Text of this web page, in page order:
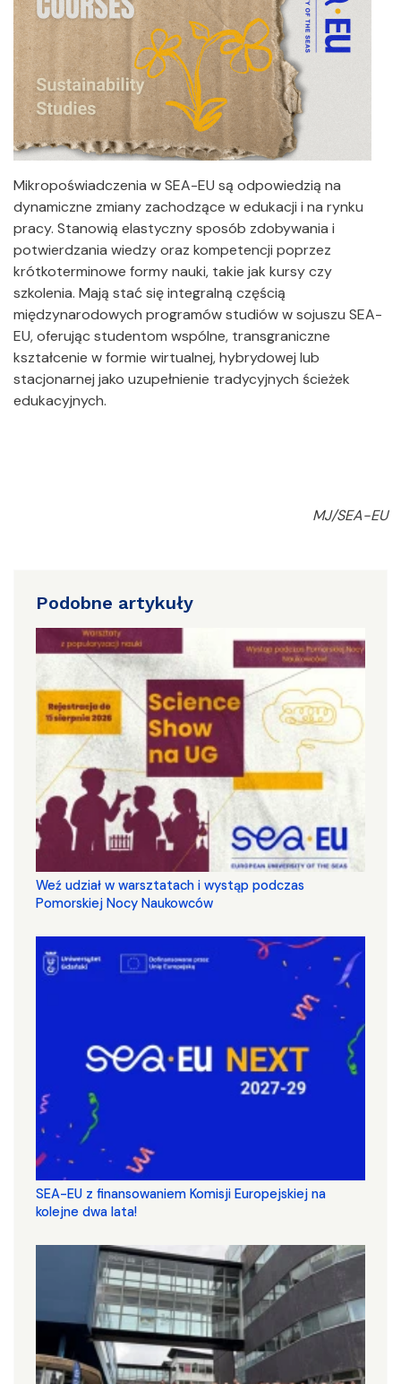
Mikropoświadczenia w SEA-EU są odpowiedzią na
dynamiczne zmiany zachodzące w edukacji i na rynku
pracy. Stanowią elastyczny sposób zdobywania i
potwierdzania wiedzy oraz kompetencji poprzez
krótkoterminowe formy nauki, takie jak kursy czy
szkolenia. Mają stać się integralną częścią
międzynarodowych programów studiów w sojuszu SEA-
EU, oferując studentom wspólne, transgraniczne
kształcenie w formie wirtualnej, hybrydowej lub
stacjonarnej jako uzupełnienie tradycyjnych ścieżek
edukacyjnych.
MJ/SEA-EU
Podobne artykuły
Weź udział w warsztatach i wystąp podczas
Pomorskiej Nocy Naukowców
SEA-EU z finansowaniem Komisji Europejskiej na
kolejne dwa lata!